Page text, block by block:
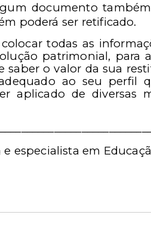
documento
poderá ser retificado.
todas as
patrimonial, para
o valor da sua
ao seu perfil
aplicado de diversas
especialista em